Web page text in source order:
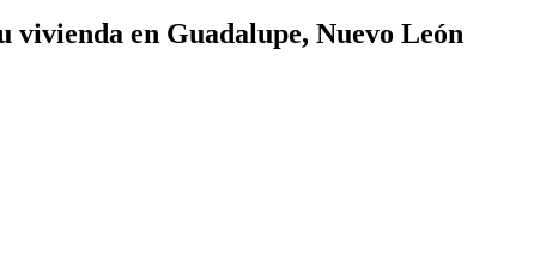
en Guadalupe, Nuevo León